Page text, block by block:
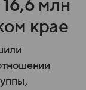
млн
крае